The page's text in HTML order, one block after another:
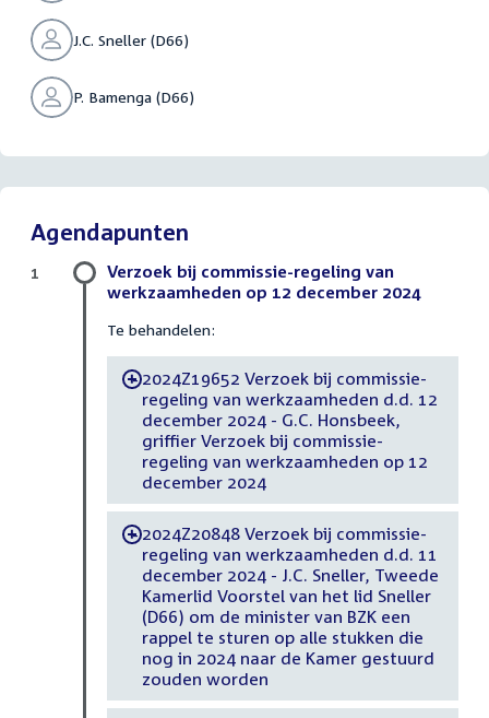
J.C. Sneller (D66)
P. Bamenga (D66)
Agendapunten
Verzoek bij commissie-regeling van
werkzaamheden op 12 december 2024
Te behandelen:
-2024Z19652 Verzoek bij commissie-
regeling van werkzaamheden d.d. 12
december 2024 - G.C. Honsbeek,
griffier Verzoek bij commissie-
regeling van werkzaamheden op 12
december 2024
-2024Z20848 Verzoek bij commissie-
regeling van werkzaamheden d.d. 11
december 2024 - J.C. Sneller, Tweede
Kamerlid Voorstel van het lid Sneller
(D66) om de minister van BZK een
rappel te sturen op alle stukken die
nog in 2024 naar de Kamer gestuurd
zouden worden
1